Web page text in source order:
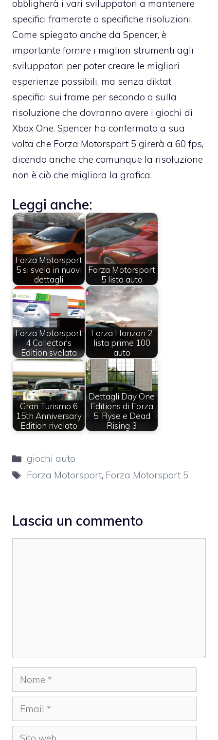
obbligherà i vari sviluppatori a mantenere
specifici framerate o specifiche risoluzioni.
Come spiegato anche da Spencer, è
importante fornire i migliori strumenti agli
sviluppatori per poter creare le migliori
esperienze possibili, ma senza diktat
specifici sui frame per secondo o sulla
risoluzione che dovranno avere i giochi di
Xbox One. Spencer ha confermato a sua
volta che Forza Motorsport 5 girerà a 60 fps,
dicendo anche che comunque la risoluzione
non è ciò che migliora la grafica.
Leggi anche:
Forza Motorsport
5 si svela in nuovi
dettagli
Forza Motorsport
5 lista auto
Forza Motorsport
4 Collector's
Edition svelata
Forza Horizon 2
lista prime 100
auto
Gran Turismo 6
15th Anniversary
Edition rivelato
Dettagli Day One
Editions di Forza
5, Ryse e Dead
Rising 3
Categorie
giochi auto
Tag
Forza Motorsport, Forza Motorsport 5
Lascia un commento
Nome
Email
Sito